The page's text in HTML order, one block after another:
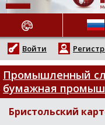
НОВОСТИ
Войти
Промышленный
бумажная
Бристольский